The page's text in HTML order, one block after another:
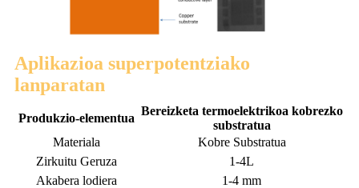
Aplikazioa superpotentziako
lanparatan
Produkzio-elementua
Bereizketa termoelektrikoa kobrezko
substratua
Materiala
Kobre Substratua
Zirkuitu Geruza
1-4L
Akabera lodiera
1-4 mm